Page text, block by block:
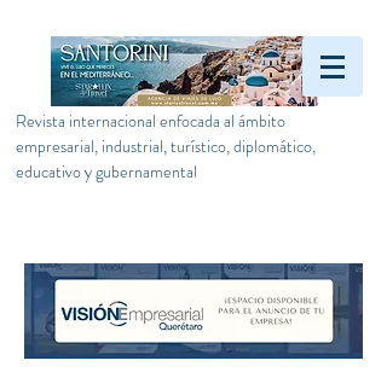
Revista internacional enfocada al ámbito
empresarial, industrial, turístico, diplomático,
educativo y gubernamental